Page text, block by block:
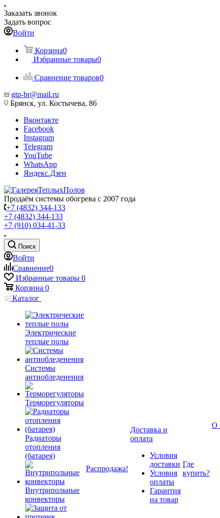
Заказать звонок
Задать вопрос
Войти
Корзина0
Избранные товары0
Сравнение товаров0
gtp-br@mail.ru
Брянск, ул. Костычева, 86
Вконтакте
Facebook
Instagram
Telegram
YouTube
WhatsApp
Яндекс.Дзен
Продаём системы обогрева с 2007 года
+7 (4832) 344-133
+7 (4832) 344-133
+7 (910) 034-41-33
Поиск
Войти
Сравнение0
Избранные товары 0
Корзина 0
Каталог
Электрические
теплые полы
Системы
антиобледенения
Терморегуляторы
Радиаторы
отопления
(батарея)
Внутрипольные
конвекторы
Распродажа!
Доставка и
оплата
Условия
доставки
Условия
оплаты
Гарантия
на товар
Где
купить?
О